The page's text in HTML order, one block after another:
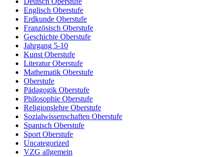
Englisch Oberstufe
Erdkunde Oberstufe
Französisch Oberstufe
Geschichte Oberstufe
Jahrgang 5-10
Kunst Oberstufe
Literatur Oberstufe
Mathematik Oberstufe
Oberstufe
Pädagogik Oberstufe
Philosophie Oberstufe
Religionslehre Oberstufe
Sozialwissenschaften Oberstufe
Spanisch Oberstufe
Sport Oberstufe
Uncategorized
VZG allgemein